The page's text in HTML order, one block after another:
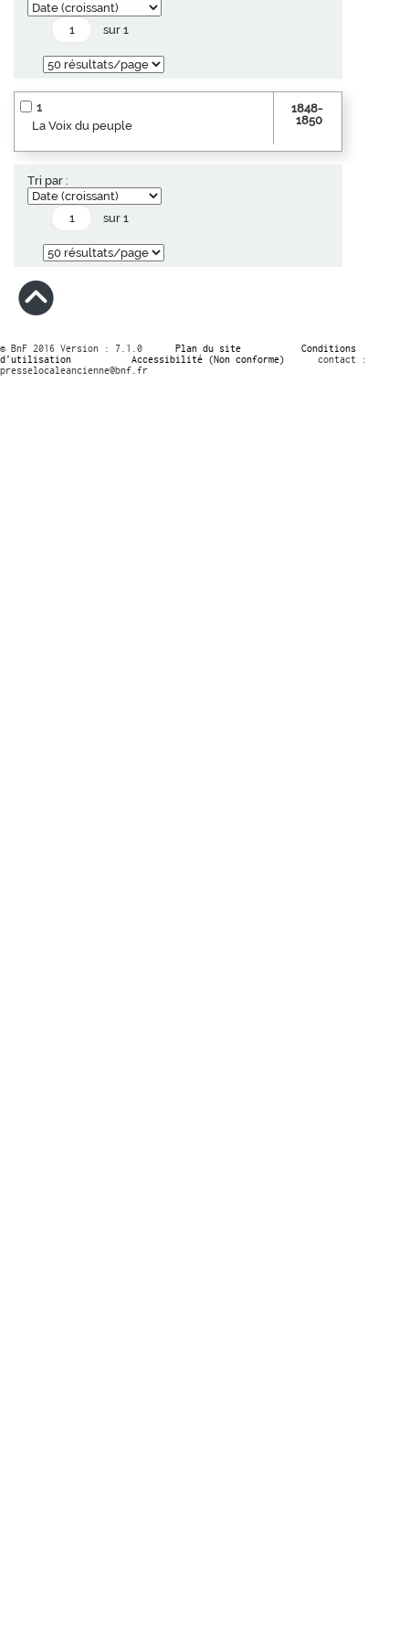
sur 1
1
La Voix du peuple
1848-
1850
Tri par :
sur 1
© BnF 2016 Version : 7.1.0 Plan du site
Conditions
d’utilisation
Accessibilité (Non conforme)
contact :
presselocaleancienne@bnf.fr